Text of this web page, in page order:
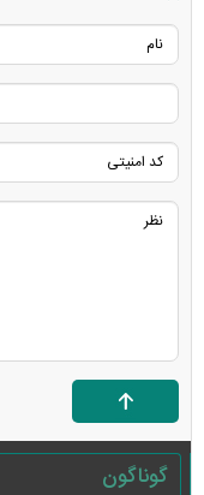
گوناگون